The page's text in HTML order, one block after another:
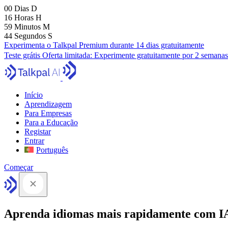
00 Dias D
16 Horas H
59 Minutos M
43 Segundos S
Experimenta o Talkpal Premium durante 14 dias gratuitamente
Teste grátis Oferta limitada: Experimente gratuitamente por 2 semanas
Início
Aprendizagem
Para Empresas
Para a Educação
Registar
Entrar
Português
Começar
Aprenda idiomas mais rapidamente com